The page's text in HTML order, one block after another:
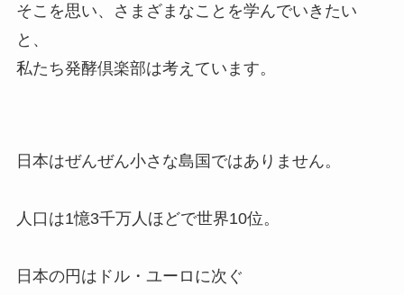
そこを思い、さまざまなことを学んでいきたい
と、
私たち発酵倶楽部は考えています。
日本はぜんぜん小さな島国ではありません。
人口は1憶3千万人ほどで世界10位。
日本の円はドル・ユーロに次ぐ